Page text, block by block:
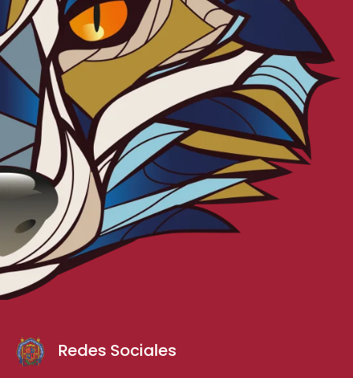
Redes Sociales